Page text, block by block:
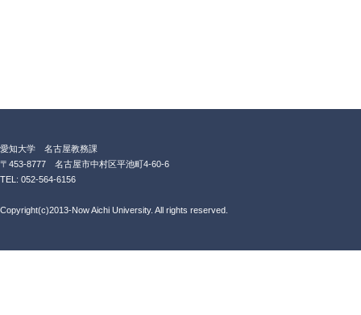
愛知大学 名古屋教務課
〒453-8777 名古屋市中村区平池町4-60-6
TEL: 052-564-6156
Copyright(c)2013-Now Aichi University. All rights reserved.